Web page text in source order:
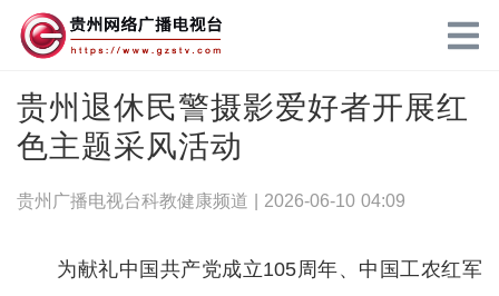
贵州退休民警摄影爱好者开展红
色主题采风活动
贵州广播电视台科教健康频道 | 2026-06-10 04:09
为献礼中国共产党成立105周年、中国工农红军